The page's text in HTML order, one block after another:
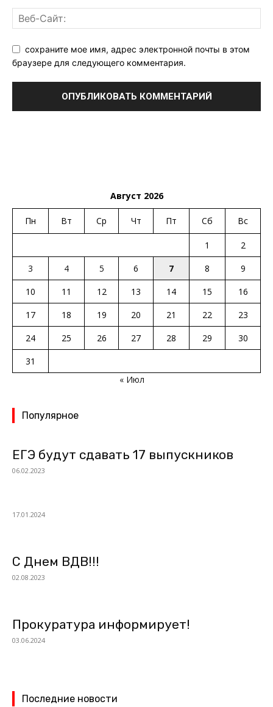
сохраните мое имя, адрес электронной почты в этом
браузере для следующего комментария.
Август 2026
Пн Вт Ср Чт Пт Сб Вс
1
2
3
4 5 6 7 8
9
10
11 12 13 14 15
16
17
18 19 20 21 22
23
24
25 26 27 28 29
30
31
« Июл
Популярное
ЕГЭ будут сдавать 17 выпускников
06.02.2023
17.01.2024
С Днем ВДВ!!!
02.08.2023
Прокуратура информирует!
03.06.2024
Последние новости